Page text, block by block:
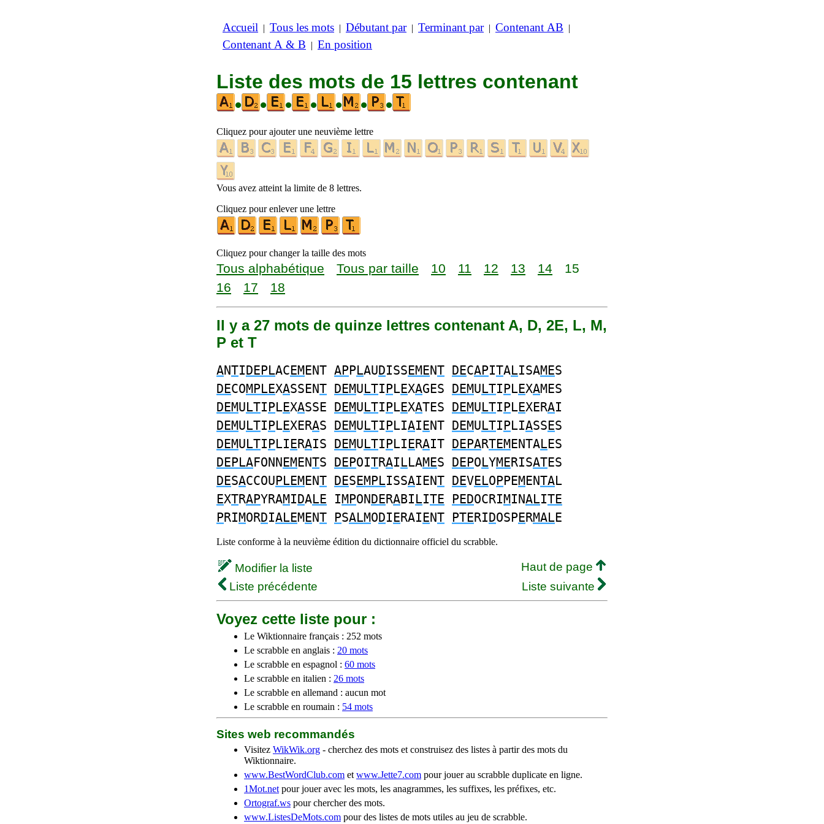
Accueil | Tous les mots | Débutant par| Terminant par| Contenant AB |
Contenant A & B | En position
Liste des mots de 15 lettres contenant
•
• • • • • •
Cliquez pour ajouter une neuvième lettre
Vous avez atteint la limite de 8 lettres.
Cliquez pour enlever une lettre
Cliquez pour changer la taille des mots
Tous alphabétique Tous par taille 10 11 12 13 14
15
16
17 18
Il y a 27 mots de quinze lettres contenant A, D, 2E, L, M,
P et T
ANTIDEPLACEMENT APPLAUDISSEMENT DECAPITALISAMES
DECOMPLEXASSENT DEMULTIPLEXAGES DEMULTIPLEXAMES
DEMULTIPLEXASSE DEMULTIPLEXATES DEMULTIPLEXERAI
DEMULTIPLEXERAS DEMULTIPLIAIENT DEMULTIPLIASSES
DEMULTIPLIERAIS DEMULTIPLIERAIT DEPARTEMENTALES
DEPLAFONNEMENTS DEPOITRAILLAMES DEPOLYMERISATES
DESACCOUPLEMENT DESEMPLISSAIENT DEVELOPPEMENTAL
EXTRAPYRAMIDALE IMPONDERABILITE PEDOCRIMINALITE
PRIMORDIALEMENT PSALMODIERAIENT PTERIDOSPERMALE
Liste conforme à la neuvième édition du dictionnaire officiel du scrabble.
Modifier la liste
Haut de page
Liste précédente
Liste suivante
Voyez cette liste pour :
Le Wiktionnaire français : 252 mots
Le scrabble en anglais : 20 mots
Le scrabble en espagnol : 60 mots
Le scrabble en italien : 26 mots
Le scrabble en allemand : aucun mot
Le scrabble en roumain : 54 mots
Sites web recommandés
Visitez WikWik.org - cherchez des mots et construisez des listes à partir des mots du
Wiktionnaire.
www.BestWordClub.com et www.Jette7.com pour jouer au scrabble duplicate en ligne.
1Mot.net pour jouer avec les mots, les anagrammes, les suffixes, les préfixes, etc.
Ortograf.ws pour chercher des mots.
www.ListesDeMots.com pour des listes de mots utiles au jeu de scrabble.